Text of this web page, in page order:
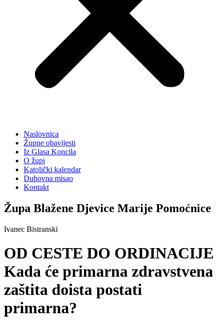
Naslovnica
Župne obavijesti
Iz Glasa Koncila
O župi
Katolički kalendar
Duhovna misao
Kontakt
Župa Blažene Djevice Marije Pomoćnice
Ivanec Bistranski
OD CESTE DO ORDINACIJE
Kada će primarna zdravstvena
zaštita doista postati
primarna?